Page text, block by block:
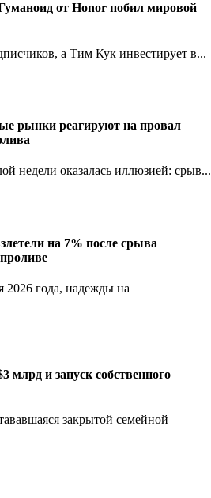
от Honor побил мировой
а Тим Кук инвестирует в...
рынки реагируют на провал
недели оказалась иллюзией: срыв...
на 7% после срыва
2026 года, надежды на
млрд и запуск собственного
закрытой семейной